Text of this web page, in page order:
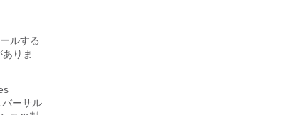
ルする
りま
ーサル